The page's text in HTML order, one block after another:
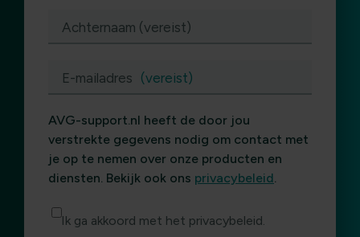
Achternaam (vereist)
E-mailadres (vereist)
AVG-support.nl heeft de door jou
verstrekte gegevens nodig om contact met
je op te nemen over onze producten en
diensten. Bekijk ook ons privacybeleid.
Ik ga akkoord met het privacybeleid.